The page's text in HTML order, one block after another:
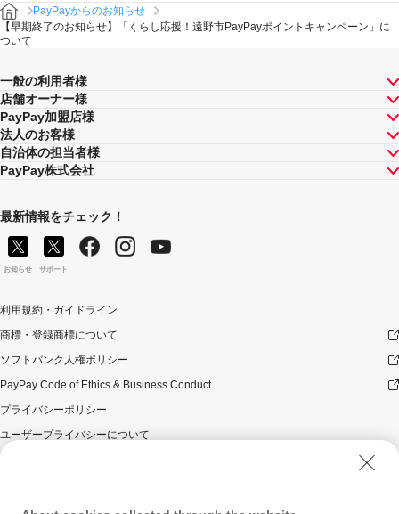
PayPayからのお知らせ
【早期終了のお知らせ】「くらし応援！遠野市PayPayポイントキャンペーン」に
ついて
一般の利用者様
店舗オーナー様
PayPay加盟店様
法人のお客様
自治体の担当者様
PayPay株式会社
最新情報をチェック！
お知らせ サポート
利用規約・ガイドライン
商標・登録商標について
ソフトバンク人権ポリシー
PayPay Code of Ethics & Business Conduct
プライバシーポリシー
ユーザープライバシーについて
ウェブサイト利用規約
反社会的勢力に対する方針